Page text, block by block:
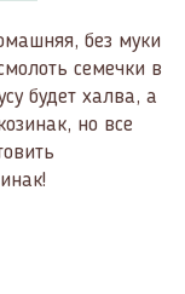
без муки
семечки в
будет халва, а
но все